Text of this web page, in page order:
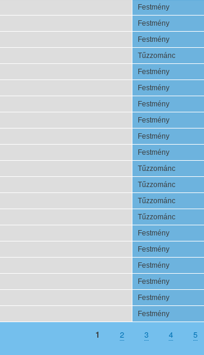
Festmény
Festmény
Festmény
Tűzzománc
Festmény
Festmény
Festmény
Festmény
Festmény
Festmény
Tűzzománc
Tűzzománc
Tűzzománc
Tűzzománc
Festmény
Festmény
Festmény
Festmény
Festmény
Festmény
Page
1 Page
2 Page
3 Page
4 5